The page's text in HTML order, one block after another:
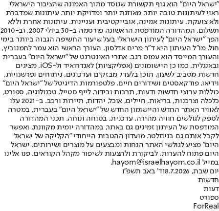
"ישראל היום" הוא גוף תקשורת שנוסד מתוך האמונה שהציבור הישראלי
ראוי לעיתונות טובה יותר, מאוזנת יותר ומדויקת יותר. עיתונות שמדברת
ולא צועקת. עיתונות אמינה, אובייקטיבית ועניינית. עיתונות אחרת וללא
תשלום. המהדורה המודפסת הראשונה פורסמה ב-30 ביולי 2007, וב-2010
הפך "ישראל היום" לעיתון הישראלי בעל שיעור החשיפה הגבוה ביותר בימי
חול. מו"ל העיתון היא ד"ר מרים אדלסון. העורך הראשי הוא עמר לחמנוביץ,
והעורך המייסד הוא עמוס רגב. אתרי האינטרנט של "ישראל היום" בעברית
ובאנגלית, כמו כן היישומונים (אפליקציות) לאנדרואיד ול-iOS, מציגים
חדשות מסביב לשעון, תוכן בלעדי, מבזקים ועדכונים, ניתוחים ופרשנויות,
וידיאו, פודקאסטים ושידורים חיים. פלטפורמות הדיגיטל של "ישראל היום"
כוללות ערוצי חדשות ודעות, תרבות ובידור, לייף סטייל, טכנולוגיה, ספורט,
כלכלה וצרכנות, בריאות, חיילים, אוכל, יהדות, תיירות ורכב. ב-2021 עלו
לאוויר האתר החדש והיישומון החדש של "ישראל היום" בעברית, במטרה
לספק לגולשים חוויה מהירה, עדכנית, בטוחה ונוחה. תכני המהדורה
המודפסת של העיתון זמינים גם באתר, במהדורה יומית מקוונת, ואפשר
לקבל אותם גם בניוזלטר. מועדון ההטבות הייחודי "הקליקה של ישראל
היום" מציע לגולשי האתר הנחות ומבצעים על מוצרים ושירותים. ישראל
היום פתוח להערות, לביקורת ולהצעות לשיפור מקהל הקוראים. פנו אלינו
במייל hayom@israelhayom.co.il.
יום שבת, 18.7.2026
ד' באב תשפ"ו
חדשות
דעות
ספורט
ForReal